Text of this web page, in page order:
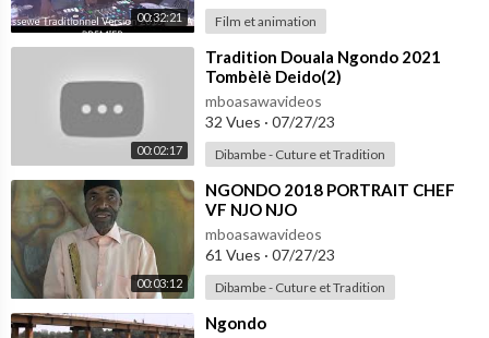
00:32:21 Film et animation
00:02:17
⁣Tradition Douala Ngondo 2021
Tombèlè Deido(2)
mboasawavideos
32 Vues · 07/27/23
Dibambe - Cuture et Tradition
00:03:12
⁣NGONDO 2018 PORTRAIT CHEF
VF NJO NJO
mboasawavideos
61 Vues · 07/27/23
Dibambe - Cuture et Tradition
⁣Ngondo